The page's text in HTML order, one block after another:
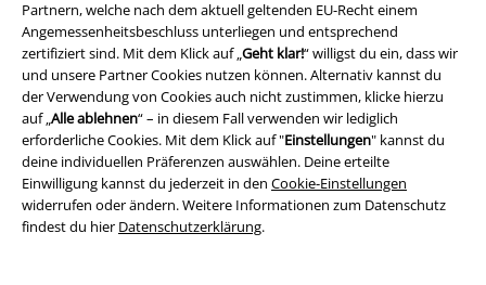
Partnern, welche nach dem aktuell geltenden EU-Recht einem
Angemessenheitsbeschluss unterliegen und entsprechend
zertifiziert sind. Mit dem Klick auf „Geht klar!“ willigst du ein, dass wir
und unsere Partner Cookies nutzen können. Alternativ kannst du
der Verwendung von Cookies auch nicht zustimmen, klicke hierzu
auf „Alle ablehnen“ – in diesem Fall verwenden wir lediglich
erforderliche Cookies. Mit dem Klick auf "Einstellungen" kannst du
deine individuellen Präferenzen auswählen. Deine erteilte
Einwilligung kannst du jederzeit in den Cookie-Einstellungen
widerrufen oder ändern. Weitere Informationen zum Datenschutz
findest du hier Datenschutzerklärung.
by EMP
Kurzes Kleid
Mittellanges Kleid